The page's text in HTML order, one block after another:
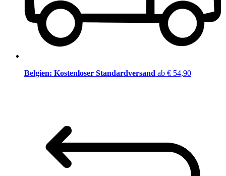
Belgien: Kostenloser Standardversand ab € 54,90